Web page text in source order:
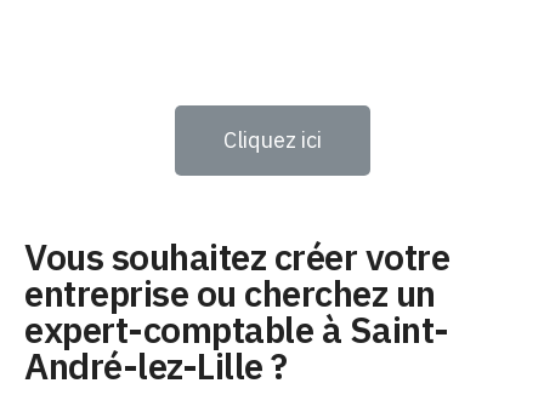
Cliquez ici
Vous souhaitez créer votre
entreprise ou cherchez un
expert-comptable à Saint-
André-lez-Lille ?